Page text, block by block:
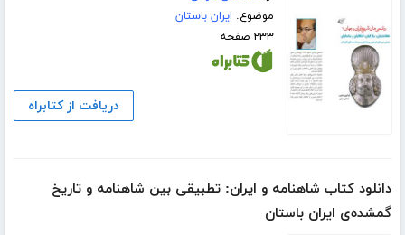
موضوع: ایران باستان
۲۳۳ صفحه
دریافت از کتابراه
دانلود کتاب شاهنامه و ایران: تطبیقی بین شاهنامه و تاریخ
گمشده‌ی ایران باستان